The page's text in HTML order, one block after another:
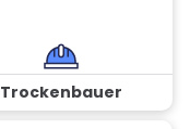
Trockenbauer